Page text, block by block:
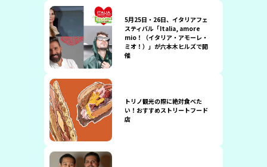
5月25日・26日、イタリアフェ
スティバル「Italia, amore
mio！（イタリア・アモーレ・
ミオ！）」が六本木ヒルズで開
催
トリノ観光の際に絶対食べた
い！おすすめストリートフード
店